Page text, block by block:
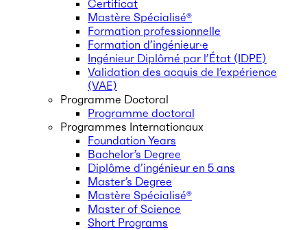
Certificat
Mastère Spécialisé®
Formation professionnelle
Formation d’ingénieur·e
Ingénieur Diplômé par l’État (IDPE)
Validation des acquis de l’expérience
(VAE)
Programme Doctoral
Programme doctoral
Programmes Internationaux
Foundation Years
Bachelor’s Degree
Diplôme d’ingénieur en 5 ans
Master’s Degree
Mastère Spécialisé®
Master of Science
Short Programs